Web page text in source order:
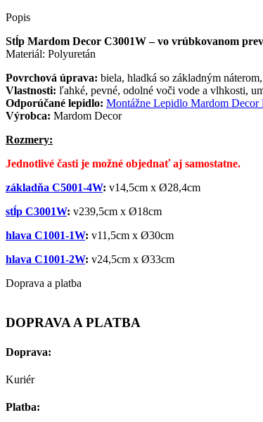
Popis
Stĺp Mardom Decor C3001W – vo vrúbkovanom
Materiál: Polyuretán
Povrchová úprava: biela, hladká so základným
Vlastnosti: ľahké, pevné, odolné voči vode a vlhkosti,
Odporúčané lepidlo: Montážne Lepidlo Mardom Decor
Výrobca: Mardom Decor
Rozmery:
Jednotlivé časti je možné objednať aj samostatne.
základňa C5001-4W: v14,5cm x Ø28,4cm
stĺp C3001W: v239,5cm x Ø18cm
hlava C1001-1W: v11,5cm x Ø30cm
hlava C1001-2W: v24,5cm x Ø33cm
Doprava a platba
DOPRAVA A PLATBA
Doprava:
Kuriér
Platba: